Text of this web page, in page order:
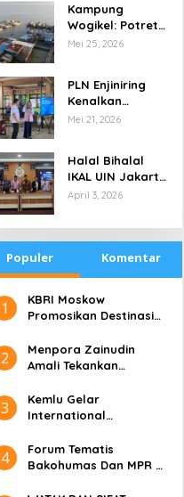
Perubahan Iklim
Kampung
Wogikel: Potret
Kehidupan
yang Bertahan
di Tengah
Keterbatasan
Mei 25, 2026
PLN Enjiniring
Kenalkan
Teknologi Energi
Mei 21, 2026
Halal Bihalal
IKAL UIN Jakarta
NTB, Alumni UIN
April 3, 2026
Populer Komentar
1
​KBRI Moskow
Promosikan Destinasi
Bali’
2
​Menpora Zainudin
Amali Tekankan
untuk DBON
3
​Kemlu Gelar
International
Diplomacy (ICDD)
4
Forum Tematis
Bakohumas Dan MPR RI